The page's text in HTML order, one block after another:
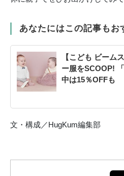
あなたにはこの記事もお
【こども ビーム
ー服をSCOOP!
中は15％OFFも
文・構成／HugKum編集部